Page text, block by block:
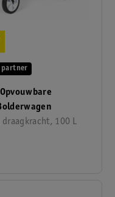
100 L
partner